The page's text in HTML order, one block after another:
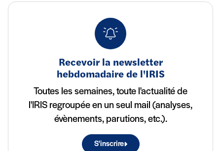
Recevoir la newsletter
hebdomadaire de l'IRIS
Toutes les semaines, toute l'actualité de
l'IRIS regroupée en un seul mail (analyses,
évènements, parutions, etc.).
S'inscrire